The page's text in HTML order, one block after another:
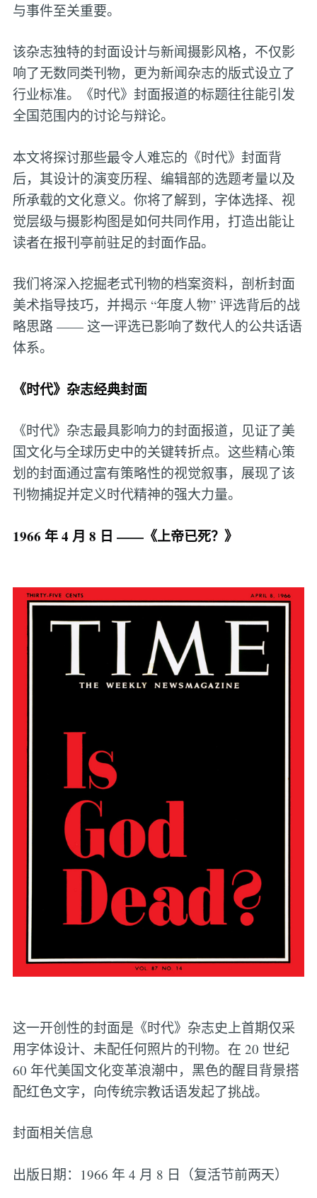
与事件至关重要。
该杂志独特的封面设计与新闻摄影风格，不仅影
响了无数同类刊物，更为新闻杂志的版式设立了
行业标准。《时代》封面报道的标题往往能引发
全国范围内的讨论与辩论。
本文将探讨那些最令人难忘的《时代》封面背
后，其设计的演变历程、编辑部的选题考量以及
所承载的文化意义。你将了解到，字体选择、视
觉层级与摄影构图是如何共同作用，打造出能让
读者在报刊亭前驻足的封面作品。
我们将深入挖掘老式刊物的档案资料，剖析封面
美术指导技巧，并揭示 “年度人物” 评选背后的战
略思路 —— 这一评选已影响了数代人的公共话语
体系。
《时代》杂志经典封面
《时代》杂志最具影响力的封面报道，见证了美
国文化与全球历史中的关键转折点。这些精心策
划的封面通过富有策略性的视觉叙事，展现了该
刊物捕捉并定义时代精神的强大力量。
1966 年 4 月 8 日 ——《上帝已死？》
这一开创性的封面是《时代》杂志史上首期仅采
用字体设计、未配任何照片的刊物。在 20 世纪
60 年代美国文化变革浪潮中，黑色的醒目背景搭
配红色文字，向传统宗教话语发起了挑战。
封面相关信息
出版日期：1966 年 4 月 8 日（复活节前两天）